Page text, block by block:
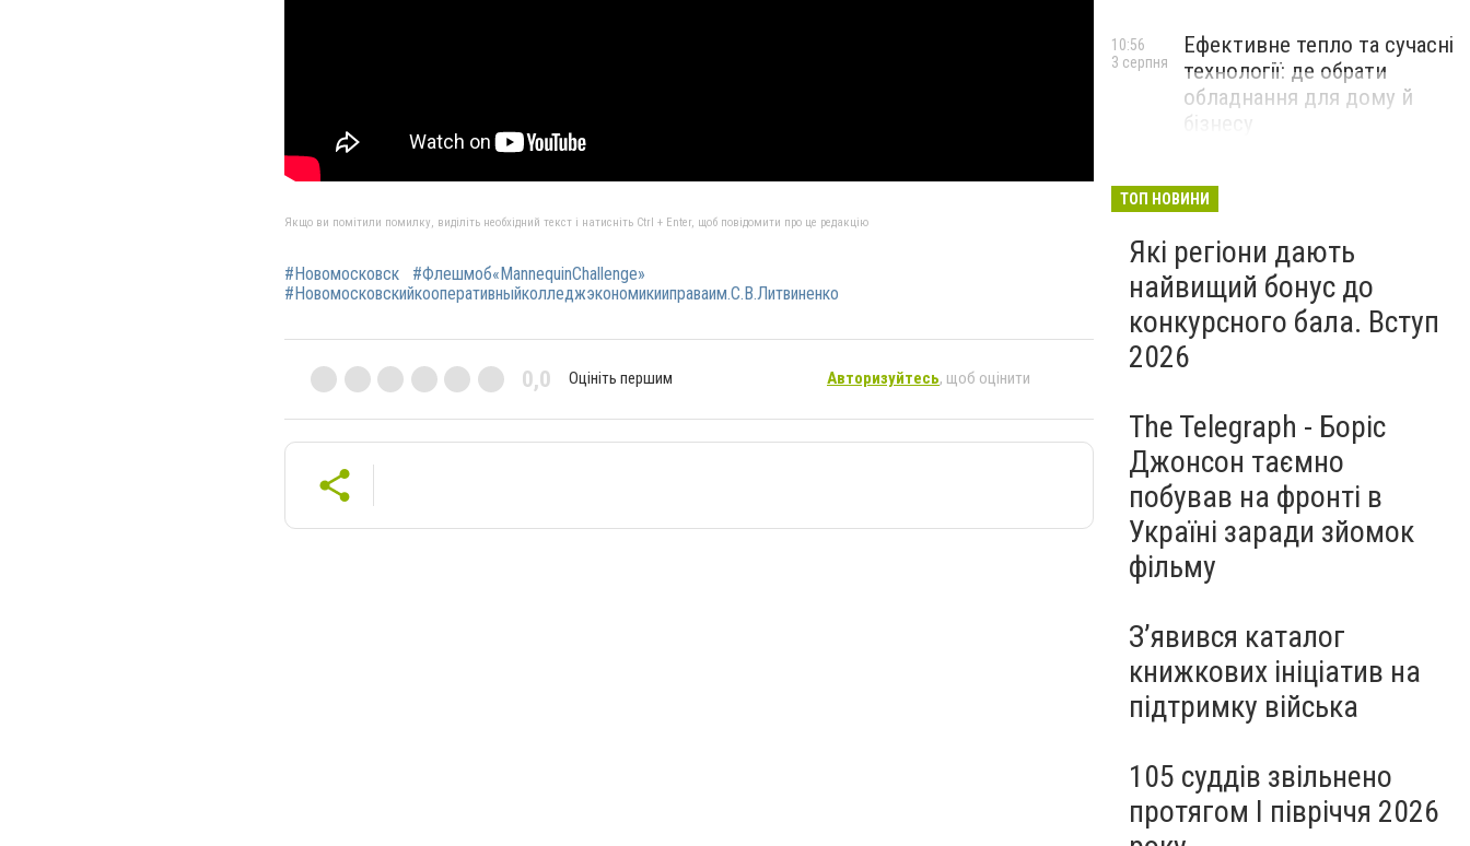
Якщо ви помітили помилку, виділіть необхідний текст і натисніть Ctrl + Enter, щоб повідомити про це редакцію
#Новомосковск
#Флешмоб«MannequinChallenge»
#Новомосковскийкооперативныйколледжэкономикииправаим.С.В.Литвиненко
0,0 Оцініть першим Авторизуйтесь, щоб оцінити
Ефективне тепло та сучасні
технології: де обрати
обладнання для дому й
бізнесу
10:56
3 серпня
ТОП НОВИНИ
Які регіони дають
найвищий бонус до
конкурсного бала. Вступ
2026
The Telegraph - Боріс
Джонсон таємно
побував на фронті в
Україні заради зйомок
фільму
З’явився каталог
книжкових ініціатив на
підтримку війська
105 суддів звільнено
протягом I півріччя 2026